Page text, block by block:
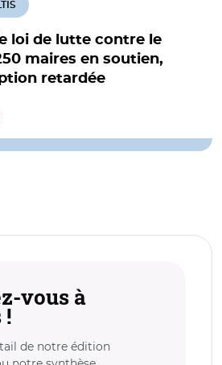
loi de lutte contre le
maires en soutien,
retardée
vous à
!
de notre édition